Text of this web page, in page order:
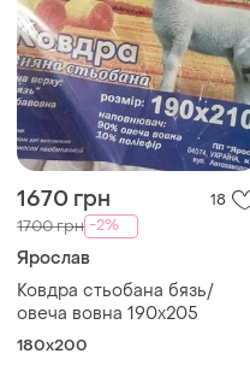
1670 грн 18
1700 грн -2%
Ярослав
Ковдра стьобана бязь/
овеча вовна 190х205
180х200